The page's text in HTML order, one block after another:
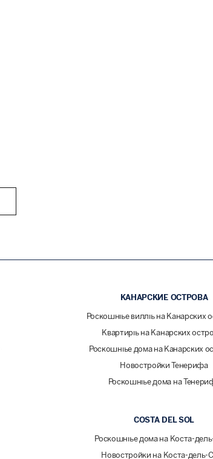
КАНАРСКИЕ ОСТРОВА
Роскошные виллы на Канарских
Квартиры на Канарских
Роскошные дома на Канарских
Новостройки Тенерифа
Роскошные дома на
COSTA DEL SOL
Роскошные дома на Коста-
Новостройки на Коста-дель-